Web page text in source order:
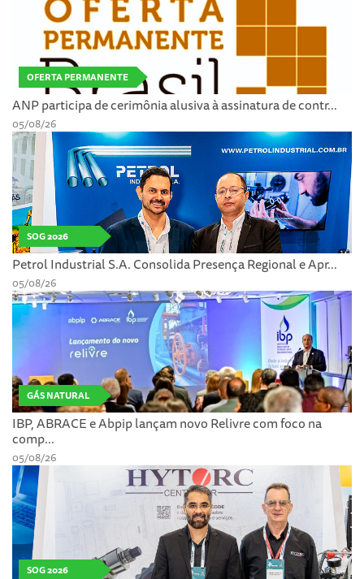
OFERTA PERMANENTE
ANP participa de cerimônia alusiva à assinatura de contr...
05/08/26
SOG 2026
Petrol Industrial S.A. Consolida Presença Regional e Apr...
05/08/26
GÁS NATURAL
IBP, ABRACE e Abpip lançam novo Relivre com foco na
comp...
05/08/26
SOG 2026